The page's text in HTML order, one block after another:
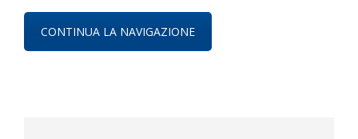
CONTINUA LA NAVIGAZIONE